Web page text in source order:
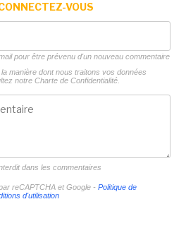
VOUS
pour être prévenu d'un nouveau commentaire
manière dont nous traitons vos données
notre Charte de Confidentialité.
dans les commentaires
reCAPTCHA et Google - Politique de
d'utilisation